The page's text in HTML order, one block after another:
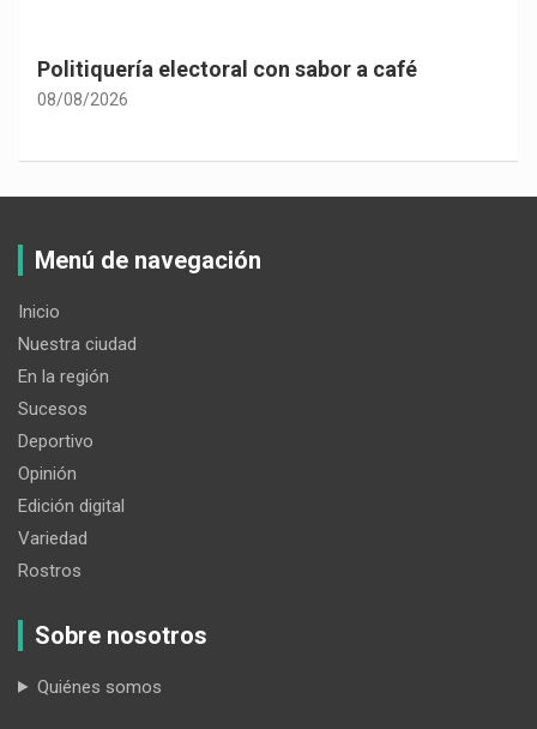
Politiquería electoral con sabor a café
08/08/2026
Menú de navegación
Inicio
Nuestra ciudad
En la región
Sucesos
Deportivo
Opinión
Edición digital
Variedad
Rostros
Sobre nosotros
Quiénes somos